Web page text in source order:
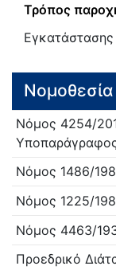
Τρόπος
Εγκατάστασης
Νομοθεσία
Νόμος 4254/
Νόμος 1486/
Νόμος 1225/
Νόμος 4463/
Προεδρικό